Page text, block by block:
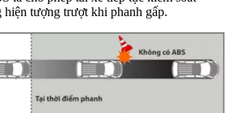
tượng trượt khi phanh gấp.